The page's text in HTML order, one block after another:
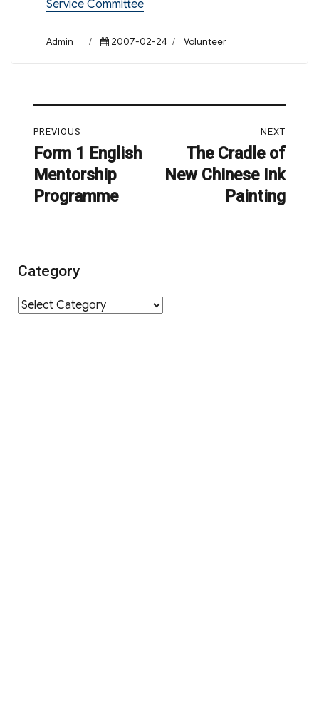
Service Committee
Author
Admin
Posted
2007-02-24 Categories
Volunteer
navigation
PREVIOUS
Previous
post:
Form 1 English
Mentorship
Programme
NEXT
post:
The Cradle of
New Chinese Ink
Painting
Category
Category